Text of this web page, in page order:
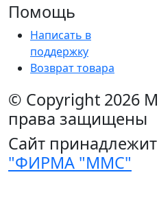
Помощь
Написать в
поддержку
Возврат товара
© Copyright 2026
права защищены
Сайт
"ФИРМА "ММС"